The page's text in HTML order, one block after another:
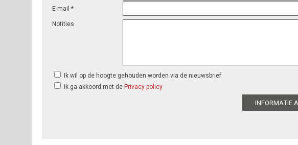
E-mail *
Notities
Ik wil op de hoogte gehouden worden via de nieuwsbrief
Ik ga akkoord met de Privacy policy